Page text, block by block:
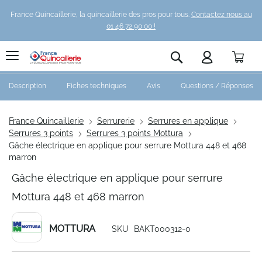
France Quincaillerie, la quincaillerie des pros pour tous. Contactez nous au
01 46 72 90 00 !
Rechercher
France Quincaillerie Serrurerie
Serrures en applique
Serrures 3 points
Serrures 3 points Mottura
Gâche électrique en applique pour serrure Mottura 448 et 468
marron
Gâche électrique en applique pour serrure
Mottura 448 et 468 marron
MOTTURA SKU BAKT000312-0
Description Fiches techniques Avis Questions / Réponses